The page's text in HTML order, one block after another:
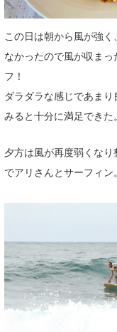
この日は朝から風が強
なかったので風が収ま
フ！
ダラダラな感じであま
みると十分に満足できた。
夕方は風が再度弱くな
でアリさんとサーフィン。
mitz
OYZ
Soulman
VAGY
waka☆=
YUKI☆
ハンマー
まっきー